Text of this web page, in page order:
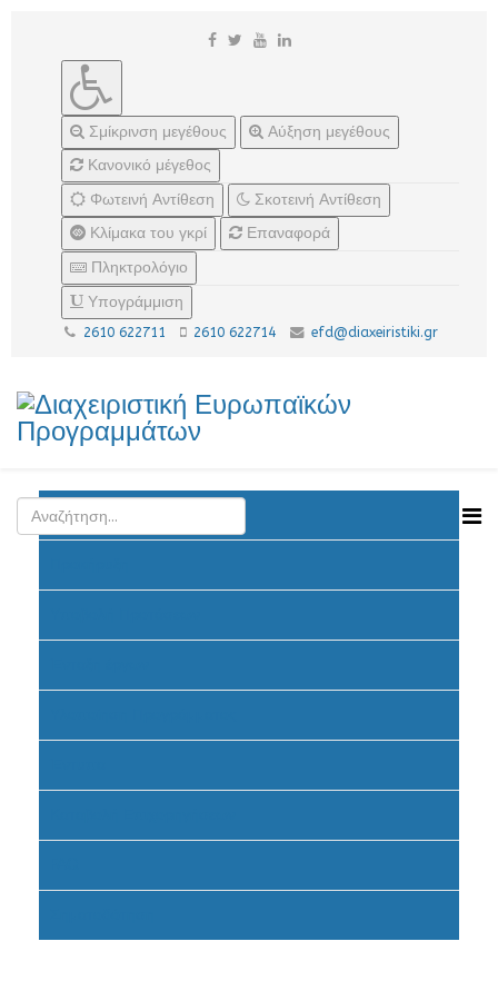
Σμίκρινση μεγέθους
Αύξηση μεγέθους
Κανονικό μέγεθος
Φωτεινή Αντίθεση
Σκοτεινή Αντίθεση
Κλίμακα του γκρί
Επαναφορά
Πληκτρολόγιο
Υπογράμμιση
2610 622711 2610 622714 efd@diaxeiristiki.gr
Ανακοινώσεις